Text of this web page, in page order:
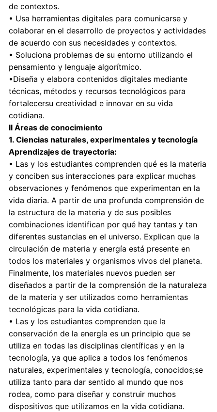
de contextos.
• Usa herramientas digitales para comunicarse y
colaborar en el desarrollo de proyectos y actividades
de acuerdo con sus necesidades y contextos.
• Soluciona problemas de su entorno utilizando el
pensamiento y lenguaje algorítmico.
•Diseña y elabora contenidos digitales mediante
técnicas, métodos y recursos tecnológicos para
fortalecersu creatividad e innovar en su vida
cotidiana.
II Áreas de conocimiento
1. Ciencias naturales, experimentales y tecnología
Aprendizajes de trayectoria:
• Las y los estudiantes comprenden qué es la materia
y conciben sus interacciones para explicar muchas
observaciones y fenómenos que experimentan en la
vida diaria. A partir de una profunda comprensión de
la estructura de la materia y de sus posibles
combinaciones identifican por qué hay tantas y tan
diferentes sustancias en el universo. Explican que la
circulación de materia y energía está presente en
todos los materiales y organismos vivos del planeta.
Finalmente, los materiales nuevos pueden ser
diseñados a partir de la comprensión de la naturaleza
de la materia y ser utilizados como herramientas
tecnológicas para la vida cotidiana.
• Las y los estudiantes comprenden que la
conservación de la energía es un principio que se
utiliza en todas las disciplinas científicas y en la
tecnología, ya que aplica a todos los fenómenos
naturales, experimentales y tecnología, conocidos;se
utiliza tanto para dar sentido al mundo que nos
rodea, como para diseñar y construir muchos
dispositivos que utilizamos en la vida cotidiana.